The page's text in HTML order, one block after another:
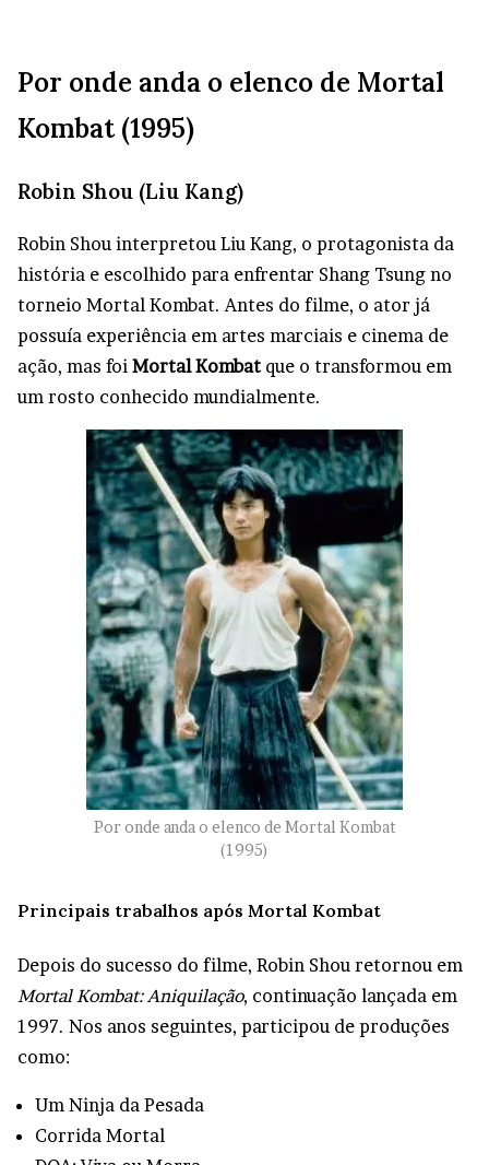
Por onde anda o elenco de Mortal
Kombat (1995)
Robin Shou (Liu Kang)
Robin Shou interpretou Liu Kang, o protagonista da
história e escolhido para enfrentar Shang Tsung no
torneio Mortal Kombat. Antes do filme, o ator já
possuía experiência em artes marciais e cinema de
ação, mas foi Mortal Kombat que o transformou em
um rosto conhecido mundialmente.
Por onde anda o elenco de Mortal Kombat
(1995)
Principais trabalhos após Mortal Kombat
Depois do sucesso do filme, Robin Shou retornou em
Mortal Kombat: Aniquilação, continuação lançada em
1997. Nos anos seguintes, participou de produções
como:
Um Ninja da Pesada
Corrida Mortal